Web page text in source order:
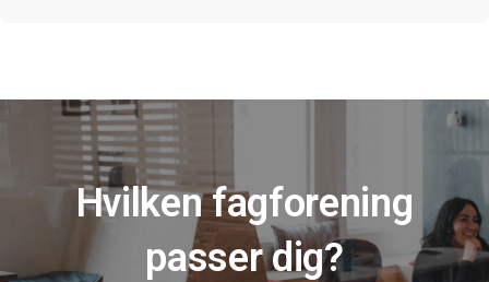
Hvilken fagforening
passer dig?